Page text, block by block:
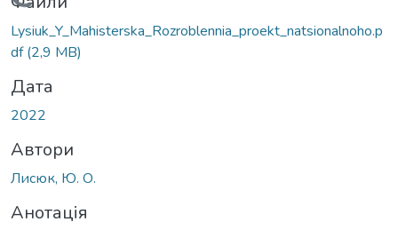
Вантажиться...
Lysiuk_Y_Мahisterska_Rozroblennia_proekt_natsionalnoho.p
df(2,9 MB)
Дата
2022
Автори
Лисюк, Ю. О.
Анотація